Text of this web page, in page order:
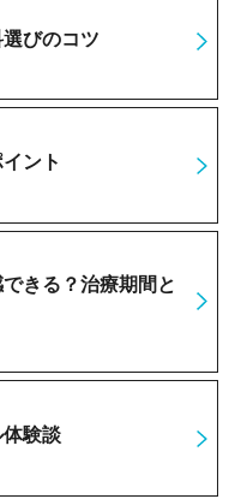
びのコツ
ント
きる？治療期間と
験談